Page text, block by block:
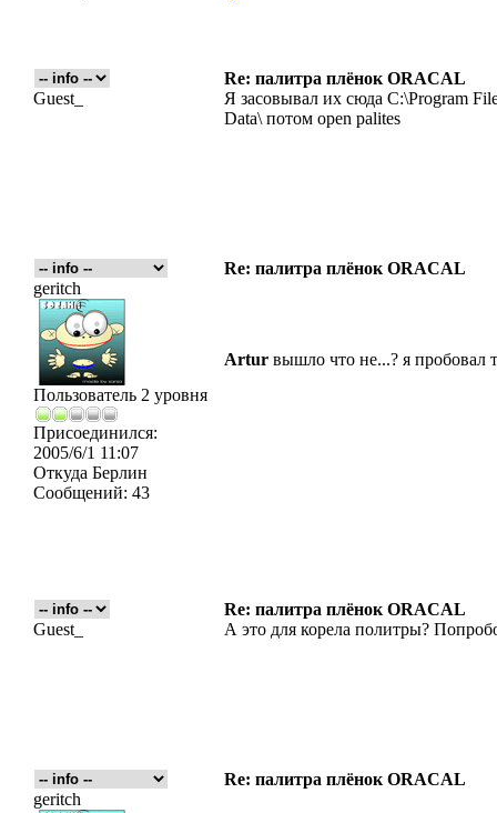
Re: палитра плёнок ORACAL
Guest_
Я засовывал их сюда C:\Program
Data\ потом open palites
Re: палитра плёнок ORACAL
geritch
Пользователь 2 уровня
Присоединился:
2005/6/1 11:07
Откуда Берлин
Сообщений: 43
Artur вышло что не...? я пробовал
Re: палитра плёнок ORACAL
Guest_
А это для корела политры?
Re: палитра плёнок ORACAL
geritch